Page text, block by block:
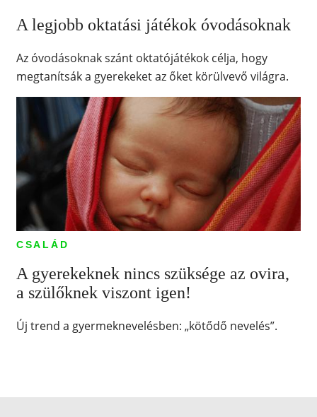
A legjobb oktatási játékok óvodásoknak
Az óvodásoknak szánt oktatójátékok célja, hogy
megtanítsák a gyerekeket az őket körülvevő világra.
CSALÁD
A gyerekeknek nincs szüksége az ovira,
a szülőknek viszont igen!
Új trend a gyermeknevelésben: „kötődő nevelés”.